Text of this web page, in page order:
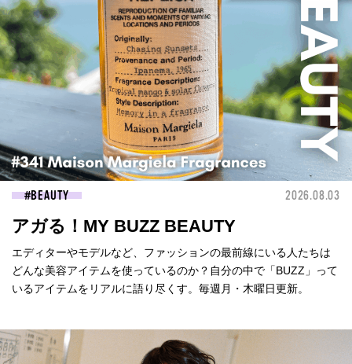
BEAUTY 2026.08.03
アガる！MY BUZZ BEAUTY
エディターやモデルなど、ファッションの最前線にいる人たちは
どんな美容アイテムを使っているのか？自分の中で「BUZZ」って
いるアイテムをリアルに語り尽くす。毎週月・木曜日更新。